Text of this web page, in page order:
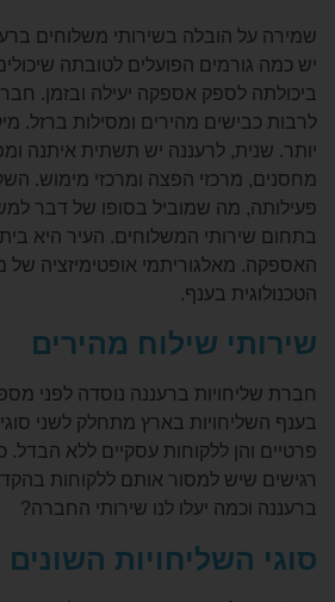
יש כמה גורמים הפועלים לטובתה
ביכולתה לספק אספקה יעילה ובזמן.
לרבות כבישים מהירים ומסילות ברזל.
יותר. שנית, לרעננה יש תשתית איתנה
מחסנים, מרכזי הפצה ומרכזי מימוש.
פעילותה, מה שמוביל בסופו של דבר
בתחום שירותי המשלוחים. העיר היא
האספקה. מאלגוריתמי אופטימיזציה
הטכנולוגית בענף.
שירותי שילוח מהירים
חברת שליחויות ברעננה נוסדה לפני
בענף השליחויות בארץ מתחלק לשני
פרטיים והן ללקוחות עסקיים ללא הבדל.
רגישים שיש למסור אותם ללקוחות
ברעננה וכמה יעלו לנו שירותי החברה?
סוגי השליחויות